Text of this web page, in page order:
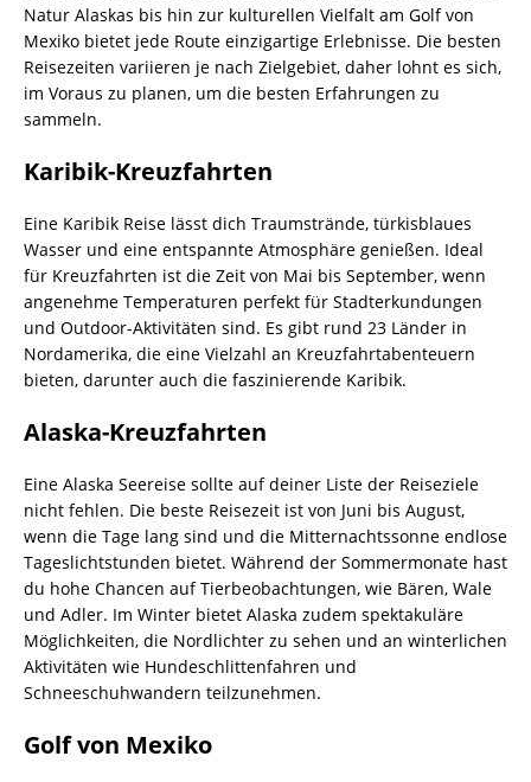
Natur Alaskas bis hin zur kulturellen Vielfalt am Golf von
Mexiko bietet jede Route einzigartige Erlebnisse. Die besten
Reisezeiten variieren je nach Zielgebiet, daher lohnt es sich,
im Voraus zu planen, um die besten Erfahrungen zu
sammeln.
Karibik-Kreuzfahrten
Eine Karibik Reise lässt dich Traumstrände, türkisblaues
Wasser und eine entspannte Atmosphäre genießen. Ideal
für Kreuzfahrten ist die Zeit von Mai bis September, wenn
angenehme Temperaturen perfekt für Stadterkundungen
und Outdoor-Aktivitäten sind. Es gibt rund 23 Länder in
Nordamerika, die eine Vielzahl an Kreuzfahrtabenteuern
bieten, darunter auch die faszinierende Karibik.
Alaska-Kreuzfahrten
Eine Alaska Seereise sollte auf deiner Liste der Reiseziele
nicht fehlen. Die beste Reisezeit ist von Juni bis August,
wenn die Tage lang sind und die Mitternachtssonne endlose
Tageslichtstunden bietet. Während der Sommermonate hast
du hohe Chancen auf Tierbeobachtungen, wie Bären, Wale
und Adler. Im Winter bietet Alaska zudem spektakuläre
Möglichkeiten, die Nordlichter zu sehen und an winterlichen
Aktivitäten wie Hundeschlittenfahren und
Schneeschuhwandern teilzunehmen.
Golf von Mexiko